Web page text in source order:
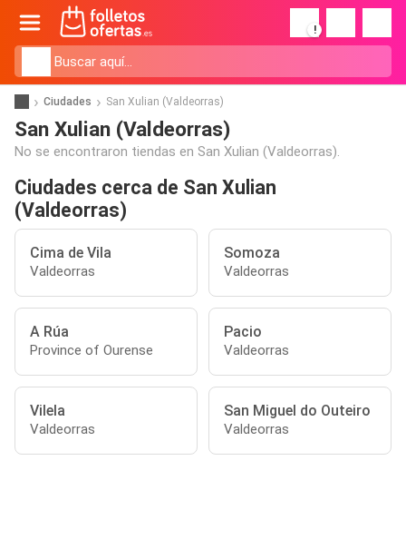
!
Ciudades San Xulian (Valdeorras)
San Xulian (Valdeorras)
No se encontraron tiendas en San Xulian (Valdeorras).
Ciudades cerca de San Xulian
(Valdeorras)
Cima de Vila
Valdeorras
Somoza
Valdeorras
A Rúa
Province of Ourense
Pacio
Valdeorras
Vilela
Valdeorras
San Miguel do Outeiro
Valdeorras